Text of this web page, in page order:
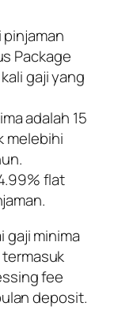
pinjaman
Package
gaji yang
adalah 15
melebihi
flat
gaji minima
fee
deposit.